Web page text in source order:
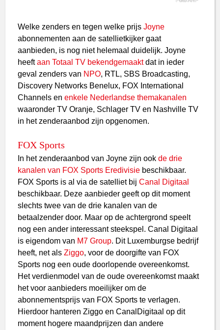
Welke zenders en tegen welke prijsJoyne
abonnementen aan de satellietkijker gaat
aanbieden, is nog niet helemaal duidelijk. Joyne
heeftaan Totaal TV bekendgemaaktdat in ieder
geval zenders van NPO, RTL, SBS Broadcasting,
Discovery Networks Benelux, FOX International
Channels enenkele Nederlandse themakanalen
waaronder TV Oranje, Schlager TV en Nashville TV
in het zenderaanbod zijn opgenomen.
FOX Sports
In het zenderaanbod van Joyne zijn ookde drie
kanalen van FOX Sports Eredivisie beschikbaar.
FOX Sports is al via de satelliet bijCanal Digitaal
beschikbaar. Deze aanbieder geeft op dit moment
slechts twee van de drie kanalen van de
betaalzender door. Maar op de achtergrond speelt
nog een ander interessant steekspel. Canal Digitaal
is eigendom van M7 Group. Dit Luxemburgse bedrijf
heeft, net alsZiggo, voor de doorgifte van FOX
Sports nog een oude doorlopende overeenkomst.
Het verdienmodel van de oude overeenkomst maakt
het voor aanbieders moeilijker om de
abonnementsprijs van FOX Sports te verlagen.
Hierdoor hanteren Ziggo en CanalDigitaal op dit
moment hogere maandprijzen dan andere